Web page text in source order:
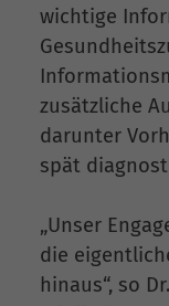
wichtige
zusätzliche
darunter
spät
„Unser
die
hinaus“, so